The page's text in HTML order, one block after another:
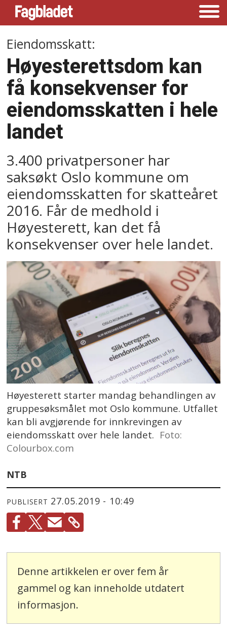
Eiendomsskatt:
Høyesterettsdom kan
få konsekvenser for
eiendomsskatten i hele
landet
3.400 privatpersoner har
saksøkt Oslo kommune om
eiendomsskatten for skatteåret
2016. Får de medhold i
Høyesterett, kan det få
konsekvenser over hele landet.
Høyesterett starter mandag behandlingen av
gruppesøksmålet mot Oslo kommune. Utfallet
kan bli avgjørende for innkrevingen av
eiendomsskatt over hele landet. Foto:
Colourbox.com
NTB
PUBLISERT 27.05.2019 - 10:49
Denne artikkelen er over fem år
gammel og kan inneholde utdatert
informasjon.